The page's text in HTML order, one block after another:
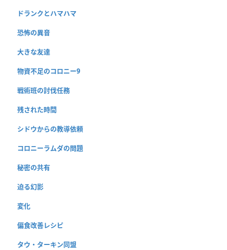
ドランクとハマハマ
恐怖の異音
大きな友達
物資不足のコロニー9
戦術班の討伐任務
残された時間
シドウからの教導依頼
コロニーラムダの問題
秘密の共有
迫る幻影
変化
偏食改善レシピ
タウ・ターキン同盟